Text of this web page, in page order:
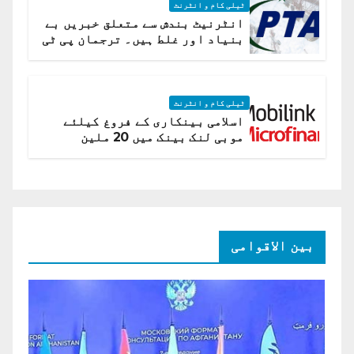
ٹیلی کام و انٹرنٹ
انٹرنیٹ بندش سے متعلق خبریں بے
بنیاد اور غلط ہیں۔ ترجمان پی ٹی
ٹیلی کام و انٹرنٹ
اسلامی بینکاری کے فروغ کیلئے
موبی لنک بینک میں 20 ملین
بین الاقوامی